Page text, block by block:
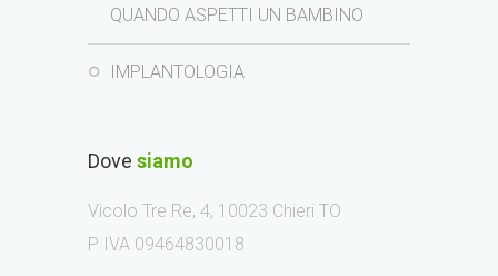
QUANDO ASPETTI UN BAMBINO
IMPLANTOLOGIA
Dove siamo
Vicolo Tre Re, 4, 10023 Chieri TO
P IVA 09464830018